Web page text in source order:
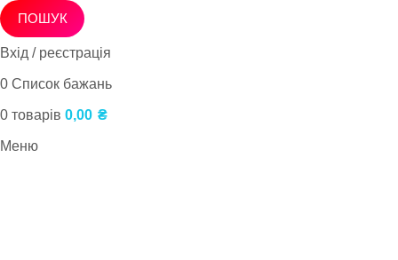
ПОШУК
Вхід / реєстрація
0 Список бажань
0 товарів 0,00 ₴
Меню